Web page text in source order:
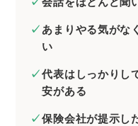
いと感じた
5.話がころこ
6.自分の希望す
7.弁護士が業務
あまりやる気がな
い
代表はしっかりし
安がある
保険会社が提示し